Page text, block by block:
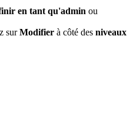
en tant qu'admin ou
surModifier à côté des niveaux